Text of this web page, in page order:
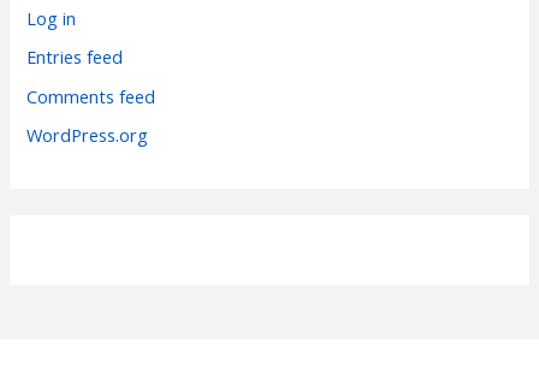
r
i
Log in
Entries feed
Comments feed
WordPress.org